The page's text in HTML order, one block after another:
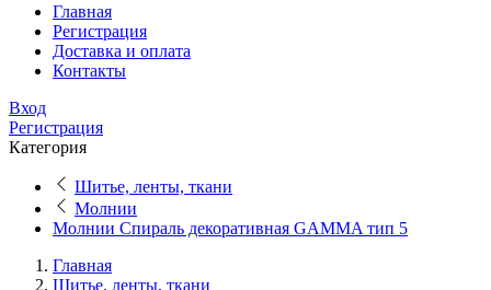
Главная
Регистрация
Доставка и оплата
Контакты
Вход
Регистрация
Категория
Шитье, ленты, ткани
Молнии
Молнии Спираль декоративная GAMMA тип 5
Главная
Шитье, ленты, ткани